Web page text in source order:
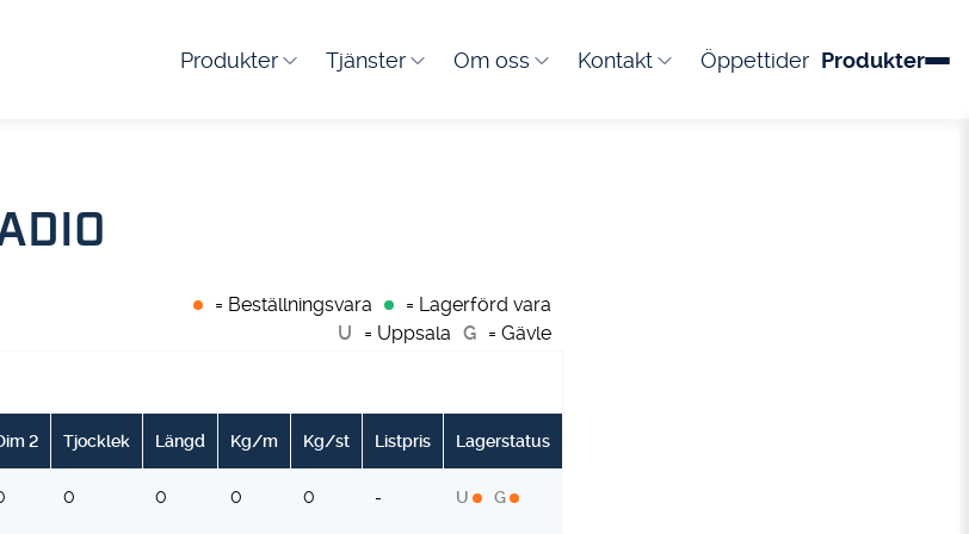
Produkter Tjänster Om oss Kontakt Öppettider Produkter
= Beställningsvara
= Lagerförd vara
U
= Uppsala G = Gävle
2 Tjocklek Längd Kg/m Kg/st Listpris Lagerstatus
0 0 0 0 - U G